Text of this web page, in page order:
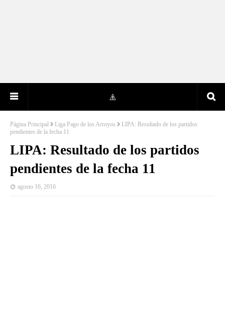
Página Principal Liga Pago de los Arroyos
LIPA: Resultado de los partidos
pendientes de la fecha 11
LIPA: Resultado de los partidos
pendientes de la fecha 11
agosto 16, 2016